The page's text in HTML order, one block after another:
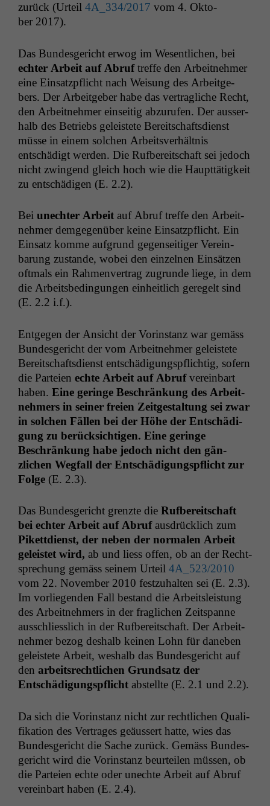
zurück (Urteil 4A_334/2017 vom 4. Okto­
ber 2017).
Das Bun­des­gericht erwog im Wesentlichen, bei
echter Arbeit auf Abruftre­ffe den Arbeit­nehmer
eine Ein­satzpflicht nach Weisung des Arbeit­ge­
bers. Der Arbeit­ge­ber habe das ver­tragliche Recht,
den Arbeit­nehmer ein­seit­ig abzu­rufen. Der ausser­
halb des Betriebs geleis­tete Bere­itschafts­di­enst
müsse in einem solchen Arbeitsver­hält­nis
entschädigt wer­den. Die Ruf­bere­itschaft sei jedoch
nicht zwin­gend gle­ich hoch wie die Haupt­tätigkeit
zu entschädi­gen (E. 2.2).
Bei unechter Arbeit auf Abruf tre­ffe den Arbeit­
nehmer demge­genüber keine Ein­satzpflicht. Ein
Ein­satz komme auf­grund gegen­seit­iger Vere­in­
barung zus­tande, wobei den einzel­nen Ein­sätzen
oft­mals ein Rah­men­ver­trag zugrunde liege, in dem
die Arbeits­be­din­gun­gen ein­heitlich geregelt sind
(E. 2.2 i.f.).
Ent­ge­gen der Ansicht der Vorin­stanz war gemäss
Bun­des­gericht der vom Arbeit­nehmer geleis­tete
Bere­itschafts­di­enst entschädi­gungspflichtig, sofern
die Parteien echte Arbeit auf Abrufvere­in­bart
haben. Eine geringe Beschränkung des Arbeit­
nehmers in sein­er freien Zeit­gestal­tung sei zwar
in solchen Fällen bei der Höhe der Entschädi­
gung zu berück­sichti­gen. Eine geringe
Beschränkung habe jedoch nicht den gän­
zlichen Weg­fall der Entschädi­gungspflicht zur
Folge (E. 2.3).
Das Bun­des­gericht gren­zte die Ruf­bere­itschaft
bei echter Arbeit auf Abrufaus­drück­lich zum
Pikett­di­enst, der neben der nor­malen Arbeit
geleis­tet wird, ab und liess offen, ob an der Recht­
sprechung gemäss seinem Urteil 4A_523/2010
vom 22. Novem­ber 2010 festzuhal­ten sei (E. 2.3).
Im vor­liegen­den Fall bestand die Arbeit­sleis­tung
des Arbeit­nehmers in der fraglichen Zeitspanne
auss­chliesslich in der Ruf­bere­itschaft. Der Arbeit­
nehmer bezog deshalb keinen Lohn für daneben
geleis­tete Arbeit, weshalb das Bun­des­gericht auf
den arbeit­srechtlichen Grund­satz der
Entschädi­gungspflicht abstellte (E. 2.1 und 2.2).
Da sich die Vorin­stanz nicht zur rechtlichen Qual­i­
fika­tion des Ver­trages geäussert hat­te, wies das
Bun­des­gericht die Sache zurück. Gemäss Bun­des­
gericht wird die Vorin­stanz beurteilen müssen, ob
die Parteien echte oder unechte Arbeit auf Abruf
vere­in­bart haben (E. 2.4).